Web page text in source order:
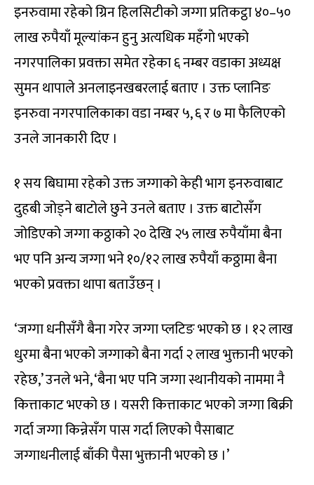
इनरुवामा रहेको ग्रिन हिलसिटीको जग्गा प्रतिकट्ठा ४०–५०
लाख रुपैयाँ मूल्यांकन हुनु अत्यधिक महँगो भएको
नगरपालिका प्रवक्ता समेत रहेका ६ नम्बर वडाका अध्यक्ष
सुमन थापाले अनलाइनखबरलाई बताए । उक्त प्लानिङ
इनरुवा नगरपालिकाका वडा नम्बर ५, ६ र ७ मा फैलिएको
उनले जानकारी दिए ।
१ सय बिघामा रहेको उक्त जग्गाको केही भाग इनरुवाबाट
दुहबी जोड्ने बाटोले छुने उनले बताए । उक्त बाटोसँग
जोडिएको जग्गा कठ्ठाको २० देखि २५ लाख रुपैयाँमा बैना
भए पनि अन्य जग्गा भने १०/१२ लाख रुपैयाँ कठ्ठामा बैना
भएको प्रवक्ता थापा बताउँछन् ।
‘जग्गा धनीसँगै बैना गरेर जग्गा प्लटिङ भएको छ । १२ लाख
धुरमा बैना भएको जग्गाको बैना गर्दा २ लाख भुक्तानी भएको
रहेछ,’ उनले भने, ‘बैना भए पनि जग्गा स्थानीयको नाममा नै
कित्ताकाट भएको छ । यसरी कित्ताकाट भएको जग्गा बिक्री
गर्दा जग्गा किन्नेसँग पास गर्दा लिएको पैसाबाट
जग्गाधनीलाई बाँकी पैसा भुक्तानी भएको छ ।’